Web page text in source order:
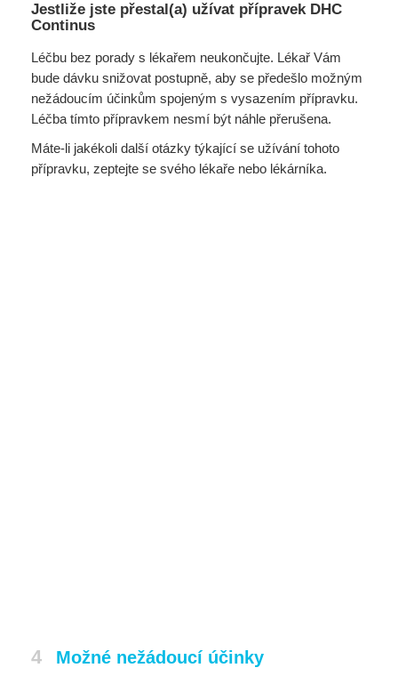
Jestliže jste přestal(a) užívat přípravek DHC
Continus
Léčbu bez porady s lékařem neukončujte. Lékař Vám
bude dávku snižovat postupně, aby se předešlo možným
nežádoucím účinkům spojeným s vysazením přípravku.
Léčba tímto přípravkem nesmí být náhle přerušena.
Máte-li jakékoli další otázky týkající se užívání tohoto
přípravku, zeptejte se svého lékaře nebo lékárníka.
4 Možné nežádoucí účinky